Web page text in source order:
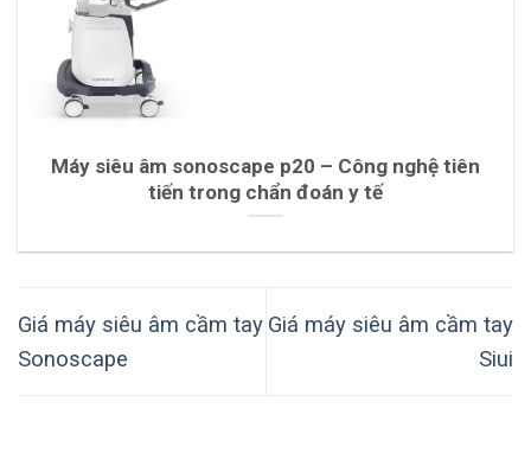
Máy siêu âm sonoscape p20 – Công nghệ tiên
tiến trong chẩn đoán y tế
Giá máy siêu âm cầm tay
Sonoscape
Giá máy siêu âm cầm tay
Siui